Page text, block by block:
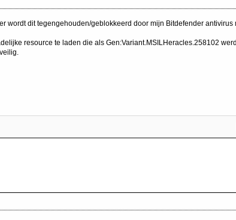
wordt dit tegengehouden/geblokkeerd door mijn Bitdefender antivirus
resource te laden die als Gen:Variant.MSILHeracles.258102